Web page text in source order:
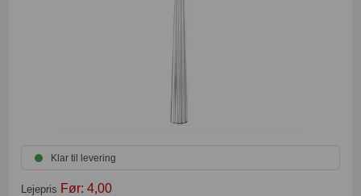
Klar til levering
Lejepris Før: 4,00